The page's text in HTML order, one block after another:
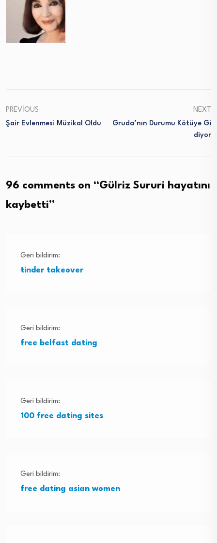
PREVIOUS
Şair Evlenmesi Müzikal Oldu
NEXT
Gruda’nın Durumu Kötüye Gi
Diyor
96 comments on “Gülriz Sururi hayatını
kaybetti”
Geri bildirim:
tinder takeover
Geri bildirim:
free belfast dating
Geri bildirim:
100 free dating sites
Geri bildirim:
free dating asian women